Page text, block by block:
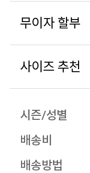
무이자 할부
사이즈 추천
시즌/성별
배송비
배송방법